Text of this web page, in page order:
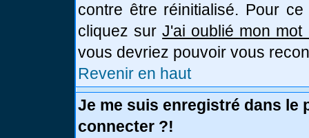
contre être réinitialisé. Pour
cliquez surJ'ai oublié mon mot
vous devriez pouvoir vous
Revenir en haut
Je me suis enregistré dans le
connecter ?!